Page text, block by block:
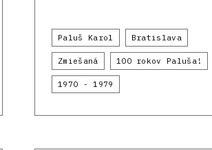
Paluš Karol Bratislava
Zmiešaná 100 rokov Paluša!
1970 - 1979